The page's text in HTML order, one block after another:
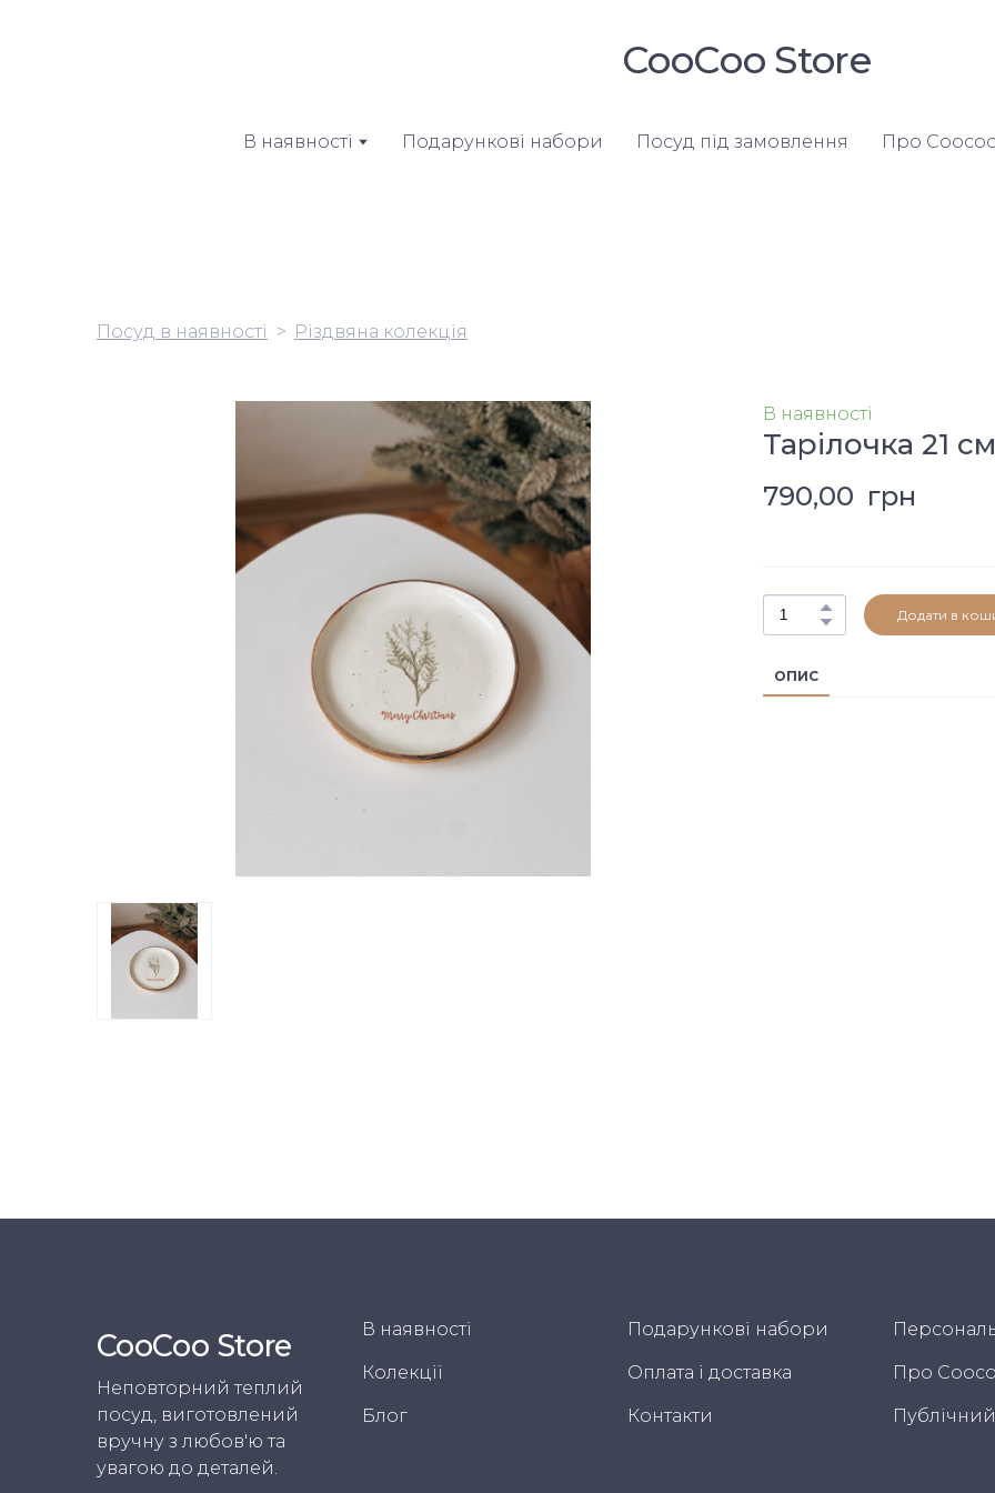
CooСoo Store
В наявності Подарункові набори Посуд під замовлення Про
Посуд в наявності Різдвяна колекція
В наявності
Тарілочка 21
790,00  грн
Додати в
ОПИС
CooСoo Store
Неповторний теплий
посуд, виготовлений
вручну з любов'ю та
увагою до деталей.
В наявності
Колекції
Блог
Подарункові набори
Оплата і доставка
Контакти
Про